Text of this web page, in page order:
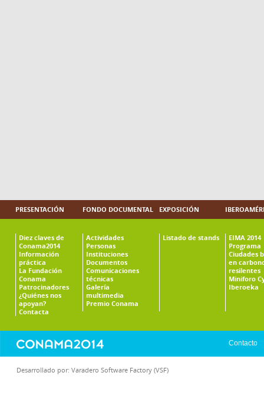
PRESENTACIÓN
Diez claves de
Conama2014
Información
práctica
La Fundación
Conama
Patrocinadores
¿Quiénes nos
apoyan?
Contacta
FONDO DOCUMENTAL
Actividades
Personas
Instituciones
Documentos
Comunicaciones
técnicas
Galería
multimedia
Premio Conama
EXPOSICIÓN
Listado de stands
EIMA 2014
Programa
Ciudades
en
resilentes
Miniforo
Iberoeka
Contacto
Desarrollado por: Varadero Software Factory (VSF)